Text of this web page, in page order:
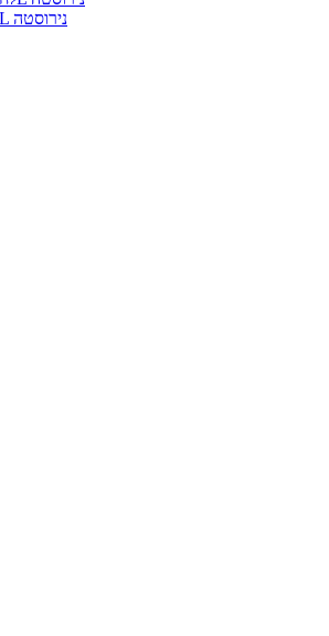
פארקר 68PLS-8-8-pk10 Prestolok PLS לחץ כדי להתחבר הולם, צינור לצינור, לחץ כדי להתחבר זכר צינור מחבר, 1/2, 1/2, 316L נירוסטה